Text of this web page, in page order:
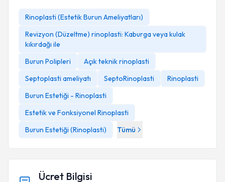
Rinoplasti (Estetik Burun Ameliyatları)
Revizyon (Düzeltme) rinoplasti: Kaburga veya kulak
kıkırdağı ile
Burun Polipleri
Açık teknik rinoplasti
Septoplasti ameliyatı
SeptoRinoplasti
Rinoplasti
Burun Estetiği - Rinoplasti
Estetik ve Fonksiyonel Rinoplasti
Burun Estetiği (Rinoplasti)
Tümü
Ücret Bilgisi